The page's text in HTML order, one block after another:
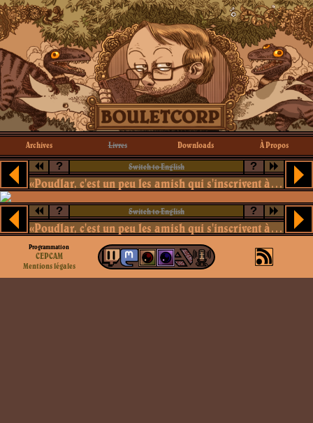
Archives Livres Downloads À Propos
? Switch to English ?
«Poudlar, c'est un peu les amish qui s'inscrivent à la N.R.A.»
? Switch to English ?
«Poudlar, c'est un peu les amish qui s'inscrivent à la N.R.A.»
Programmation
CEPCAM
Mentions légales